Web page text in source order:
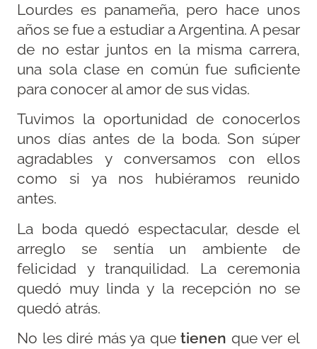
Lourdes es panameña, pero hace unos
años se fue a estudiar a Argentina. A pesar
de no estar juntos en la misma carrera,
una sola clase en común fue suficiente
para conocer al amor de sus vidas.
Tuvimos la oportunidad de conocerlos
unos días antes de la boda. Son súper
agradables y conversamos con ellos
como si ya nos hubiéramos reunido
antes.
La boda quedó espectacular, desde el
arreglo se sentía un ambiente de
felicidad y tranquilidad. La ceremonia
quedó muy linda y la recepción no se
quedó atrás.
No les diré más ya quetienen que ver el